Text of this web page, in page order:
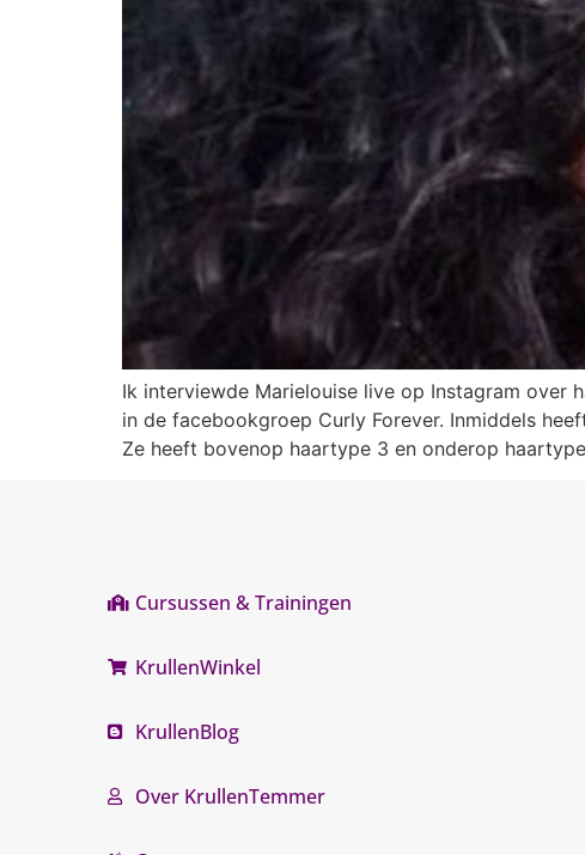
Ik interviewde Marielouise live op Instagram over
in de facebookgroep Curly Forever. Inmiddels
Ze heeft bovenop haartype 3 en onderop
Cursussen & Trainingen
KrullenWinkel
KrullenBlog
Over KrullenTemmer